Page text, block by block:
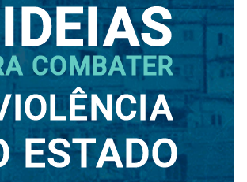
de Direitos
as histórias de quem defende
no Brasil. Para continuar,
precisa da sua doação!
APOIAR!